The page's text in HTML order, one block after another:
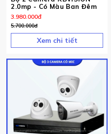
2.0mp - Có Màu Ban Đêm
3.980.000đ
5.700.000đ
Xem chi tiết